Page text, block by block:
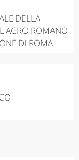
DELLA
ROMANO
DI ROMA